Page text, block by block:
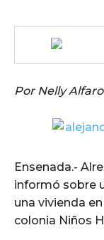
Por Nelly Alfaro
Ensenada.-
informó sobre
una vivienda
colonia Niños